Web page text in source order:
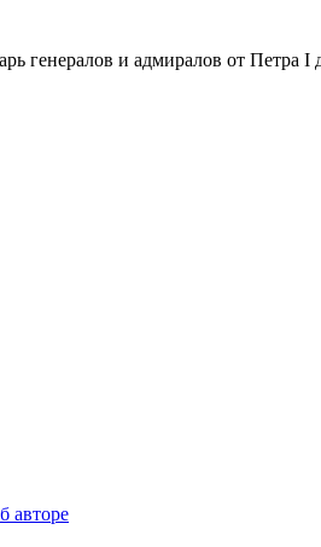
генералов и адмиралов от Петра
авторе